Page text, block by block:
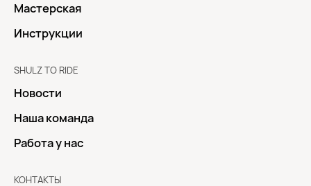
Мастерская
Инструкции
SHULZ TO RIDE
Новости
Наша команда
Работа у нас
КОНТАКТЫ